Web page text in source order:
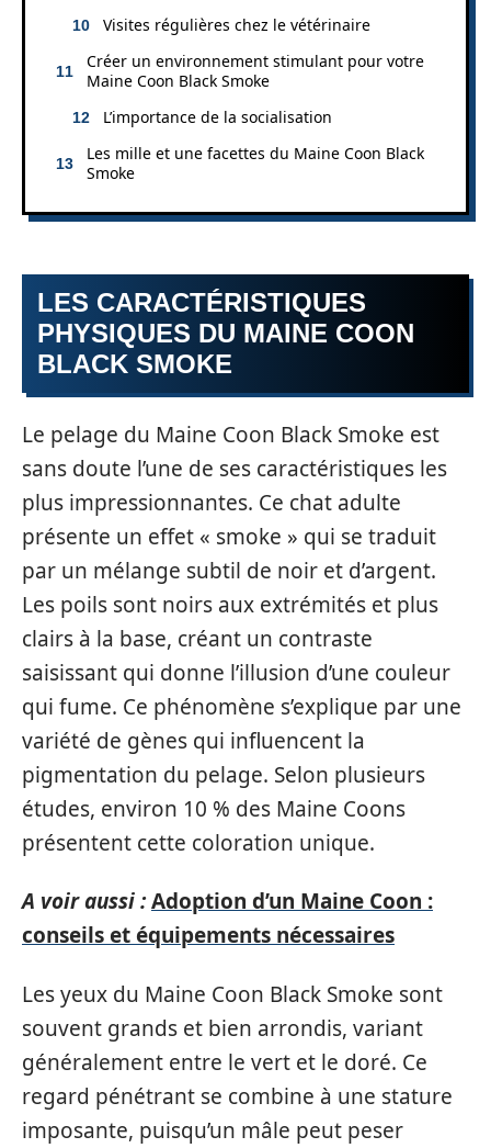
Visites régulières chez le vétérinaire
Créer un environnement stimulant pour votre
Maine Coon Black Smoke
L’importance de la socialisation
Les mille et une facettes du Maine Coon Black
Smoke
LES CARACTÉRISTIQUES
PHYSIQUES DU MAINE COON
BLACK SMOKE
Le pelage du Maine Coon Black Smoke est
sans doute l’une de ses caractéristiques les
plus impressionnantes. Ce chat adulte
présente un effet « smoke » qui se traduit
par un mélange subtil de noir et d’argent.
Les poils sont noirs aux extrémités et plus
clairs à la base, créant un contraste
saisissant qui donne l’illusion d’une couleur
qui fume. Ce phénomène s’explique par une
variété de gènes qui influencent la
pigmentation du pelage. Selon plusieurs
études, environ 10 % des Maine Coons
présentent cette coloration unique.
A voir aussi :Adoption d’un Maine Coon :
conseils et équipements nécessaires
Les yeux du Maine Coon Black Smoke sont
souvent grands et bien arrondis, variant
généralement entre le vert et le doré. Ce
regard pénétrant se combine à une stature
imposante, puisqu’un mâle peut peser